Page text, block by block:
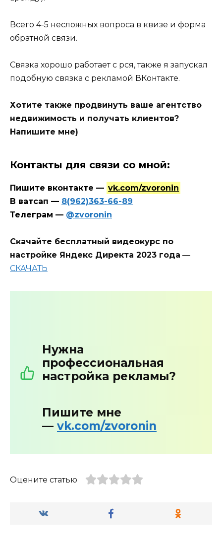
Всего 4-5 несложных вопроса в квизе и форма
обратной связи.
Связка хорошо работает с рся, также я запускал
подобную связка с рекламой ВКонтакте.
Хотите также продвинуть ваше агентство
недвижимость и получать клиентов?
Напишите мне)
Контакты для связи со мной:
Пишите вконтакте — vk.com/zvoronin
В ватсап — 8(962)363-66-89
Телеграм — @zvoronin
Скачайте бесплатный видеокурс по
настройке Яндекс Директа 2023 года —
СКАЧАТЬ
Нужна
профессиональная
настройка рекламы?
Пишите мне
— vk.com/zvoronin
Оцените статью